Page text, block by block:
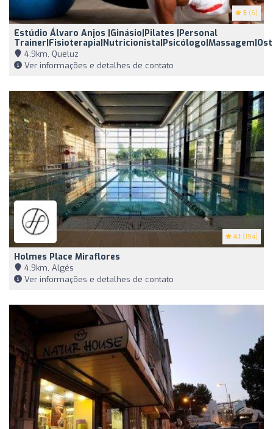
5 (6)
Estúdio Álvaro Anjos |Ginásio|Pilates |Personal
4,9km, Queluz
Ver informações e detalhes de contato
4.1 (194)
Holmes Place Miraflores
4,9km, Algés
Ver informações e detalhes de contato